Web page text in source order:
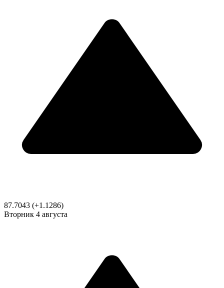
87.7043 (+1.1286)
Вторник 4 августа